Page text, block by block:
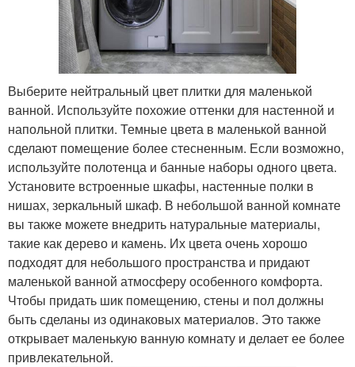
Выберите нейтральный цвет плитки для маленькой
ванной. Используйте похожие оттенки для настенной и
напольной плитки. Темные цвета в маленькой ванной
сделают помещение более стесненным. Если возможно,
используйте полотенца и банные наборы одного цвета.
Установите встроенные шкафы, настенные полки в
нишах, зеркальный шкаф. В небольшой ванной комнате
вы также можете внедрить натуральные материалы,
такие как дерево и камень. Их цвета очень хорошо
подходят для небольшого пространства и придают
маленькой ванной атмосферу особенного комфорта.
Чтобы придать шик помещению, стены и пол должны
быть сделаны из одинаковых материалов. Это также
открывает маленькую ванную комнату и делает ее более
привлекательной.